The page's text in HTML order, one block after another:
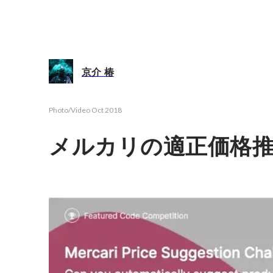
京介 椿
Photo/Video Oct 2018
メルカリの適正価格